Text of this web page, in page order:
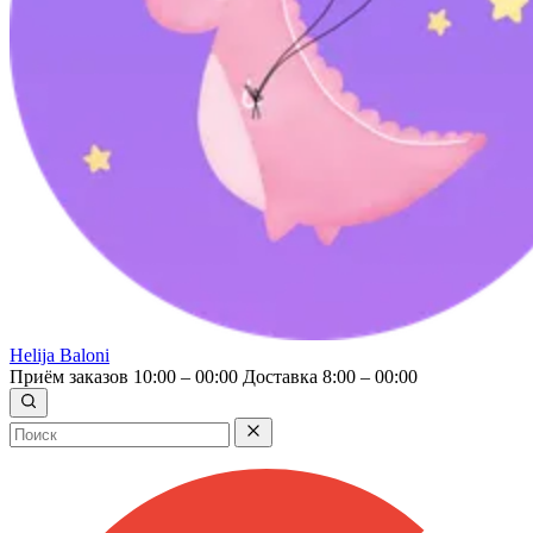
Helija Baloni
Приём заказов 10:00 – 00:00 Доставка 8:00 – 00:00